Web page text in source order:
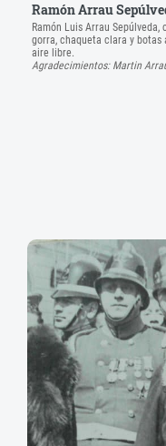
Ramón Arrau
Ramón Luis Arrau
gorra, chaqueta clara y botas
aire libre.
Agradecimientos: Martin